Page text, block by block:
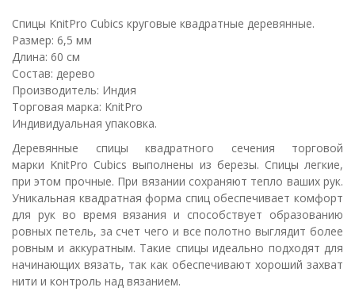
Спицы KnitPro Cubics круговые квадратные деревянные.
Размер: 6,5 мм
Длина: 60 см
Состав: дерево
Производитель: Индия
Торговая марка: KnitPro
Индивидуальная упаковка.
Деревянные спицы квадратного сечения торговой
марки KnitPro Cubics выполнены из березы. Спицы легкие,
при этом прочные. При вязании сохраняют тепло ваших рук.
Уникальная квадратная форма спиц обеспечивает комфорт
для рук во время вязания и способствует образованию
ровных петель, за счет чего и все полотно выглядит более
ровным и аккуратным. Такие спицы идеально подходят для
начинающих вязать, так как обеспечивают хороший захват
нити и контроль над вязанием.